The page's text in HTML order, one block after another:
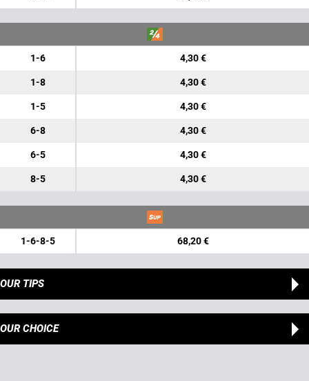
1-6 4,30 €
1-8 4,30 €
1-5 4,30 €
6-8 4,30 €
6-5 4,30 €
8-5 4,30 €
1-6-8-5 68,20 €
OUR TIPS
OUR CHOICE